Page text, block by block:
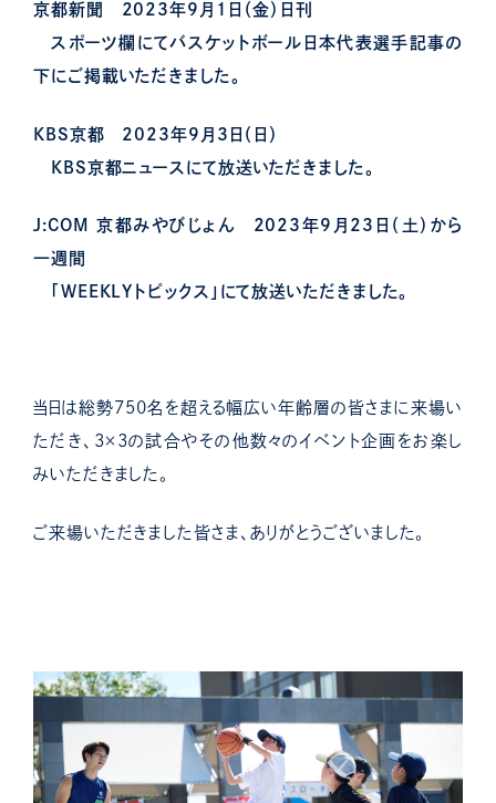
京都新聞 2023年9月1日（金）日刊
スポーツ欄にてバスケットボール日本代表選手記事の
下にご掲載いただきました。
KBS京都 2023年9月3日（日）
KBS京都ニュースにて放送いただきました。
J:COM 京都みやびじょん 2023年9月23日（土）から
一週間
「WEEKLYトピックス」にて放送いただきました。
当日は総勢750名を超える幅広い年齢層の皆さまに来場い
ただき、3×3の試合やその他数々のイベント企画をお楽し
みいただきました。
ご来場いただきました皆さま、ありがとうございました。